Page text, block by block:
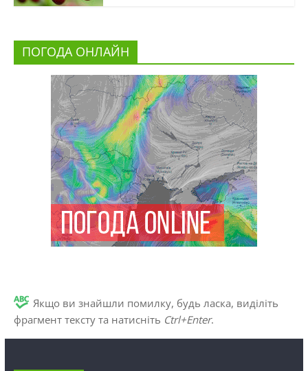
ПОГОДА ОНЛАЙН
Якщо ви знайшли помилку, будь ласка, виділіть
фрагмент тексту та натисніть Ctrl+Enter.